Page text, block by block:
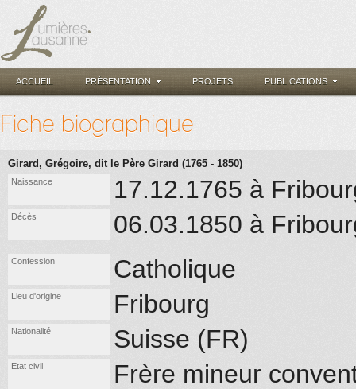
ACCUEIL PRÉSENTATION PROJETS PUBLICATIONS
Fiche biographique
Girard, Grégoire, dit le Père Girard (1765 - 1850)
Naissance 17.12.1765 à
Décès 06.03.1850 à
Confession Catholique
Lieu d'origine Fribourg
Nationalité Suisse (FR)
Etat civil
Frère mineur